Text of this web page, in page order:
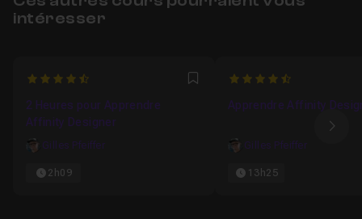
intéresser
4.6363636363636 Favori
2 Heures pour Apprendre
Affinity Designer
Gilles Pfeiffer
2h09
4.8333333333333
Apprendre Affinity
Gilles Pfeiffer
13h25